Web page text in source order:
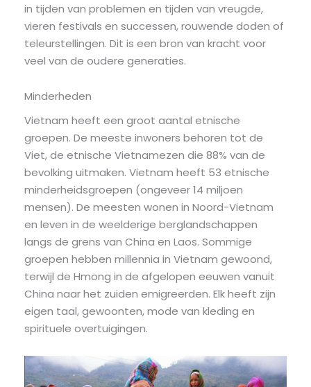
in tijden van problemen en tijden van vreugde,
vieren festivals en successen, rouwende doden of
teleurstellingen. Dit is een bron van kracht voor
veel van de oudere generaties.
Minderheden
Vietnam heeft een groot aantal etnische
groepen. De meeste inwoners behoren tot de
Viet, de etnische Vietnamezen die 88% van de
bevolking uitmaken. Vietnam heeft 53 etnische
minderheidsgroepen (ongeveer 14 miljoen
mensen). De meesten wonen in Noord-Vietnam
en leven in de weelderige berglandschappen
langs de grens van China en Laos. Sommige
groepen hebben millennia in Vietnam gewoond,
terwijl de Hmong in de afgelopen eeuwen vanuit
China naar het zuiden emigreerden. Elk heeft zijn
eigen taal, gewoonten, mode van kleding en
spirituele overtuigingen.